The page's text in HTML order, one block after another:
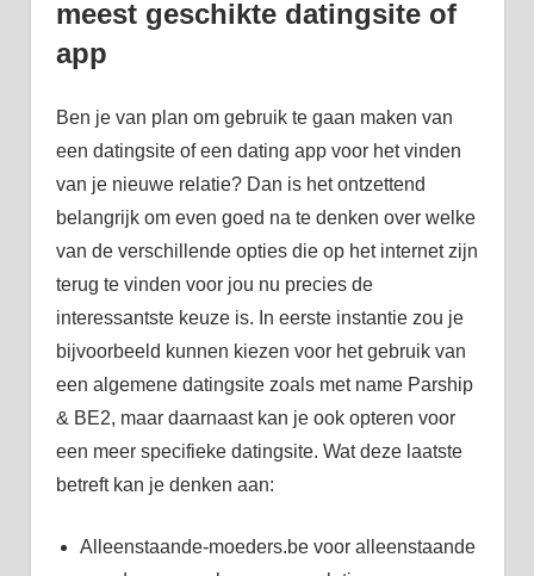
meest geschikte datingsite of
app
Ben je van plan om gebruik te gaan maken van
een datingsite of een dating app voor het vinden
van je nieuwe relatie? Dan is het ontzettend
belangrijk om even goed na te denken over welke
van de verschillende opties die op het internet zijn
terug te vinden voor jou nu precies de
interessantste keuze is. In eerste instantie zou je
bijvoorbeeld kunnen kiezen voor het gebruik van
een algemene datingsite zoals met name Parship
& BE2, maar daarnaast kan je ook opteren voor
een meer specifieke datingsite. Wat deze laatste
betreft kan je denken aan:
Alleenstaande-moeders.be voor alleenstaande